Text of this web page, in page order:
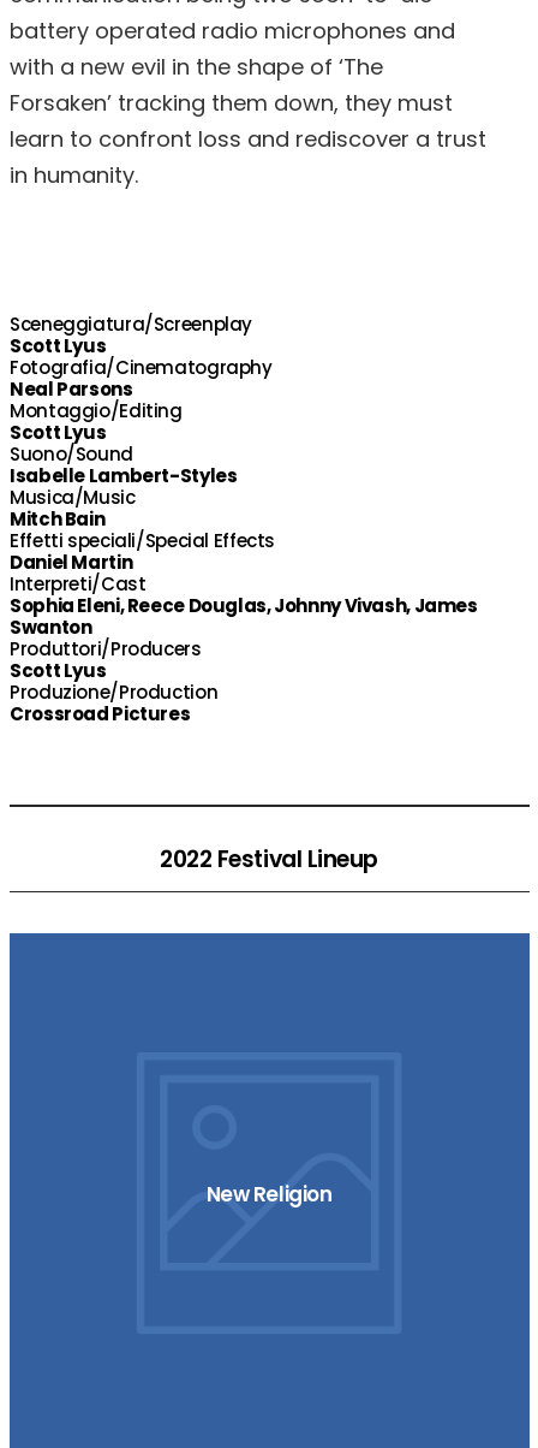
battery operated radio microphones and
with a new evil in the shape of ‘The
Forsaken’ tracking them down, they must
learn to confront loss and rediscover a trust
in humanity.
Sceneggiatura/Screenplay
Scott Lyus
Fotografia/Cinematography
Neal Parsons
Montaggio/Editing
Scott Lyus
Suono/Sound
Isabelle Lambert-Styles
Musica/Music
Mitch Bain
Effetti speciali/Special Effects
Daniel Martin
Interpreti/Cast
Sophia Eleni, Reece Douglas, Johnny Vivash, James
Swanton
Produttori/Producers
Scott Lyus
Produzione/Production
Crossroad Pictures
2022 Festival Lineup
New Religion